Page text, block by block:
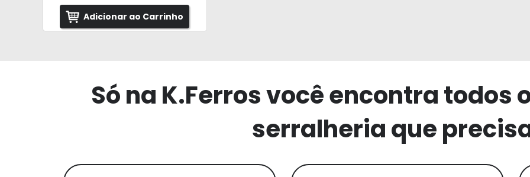
Adicionar ao Carrinho
Só na K.Ferros você encontra todos
serralheria que